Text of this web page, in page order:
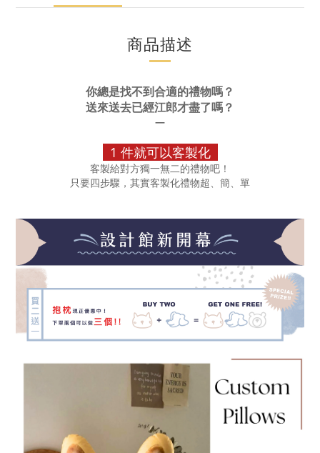
商品描述
你總是找不到合適的禮物嗎？
送來送去已經江郎才盡了嗎？
—
1 件就可以客製化
客製給對方獨一無二的禮物吧！
只要四步驟，其實客製化禮物超、簡、單